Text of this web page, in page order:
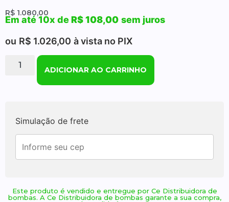
R$ 1.080,00
Em até 10x deR$108,00 sem juros
ou R$ 1.026,00 à vista no PIX
ADICIONAR AO CARRINHO
Simulação de frete
Este produto é vendido e entregue por Ce Distribuidora de
bombas. A Ce Distribuidora de bombas garante a sua compra,